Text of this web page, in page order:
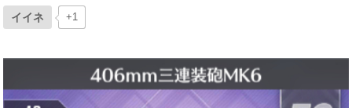
イイネ +1